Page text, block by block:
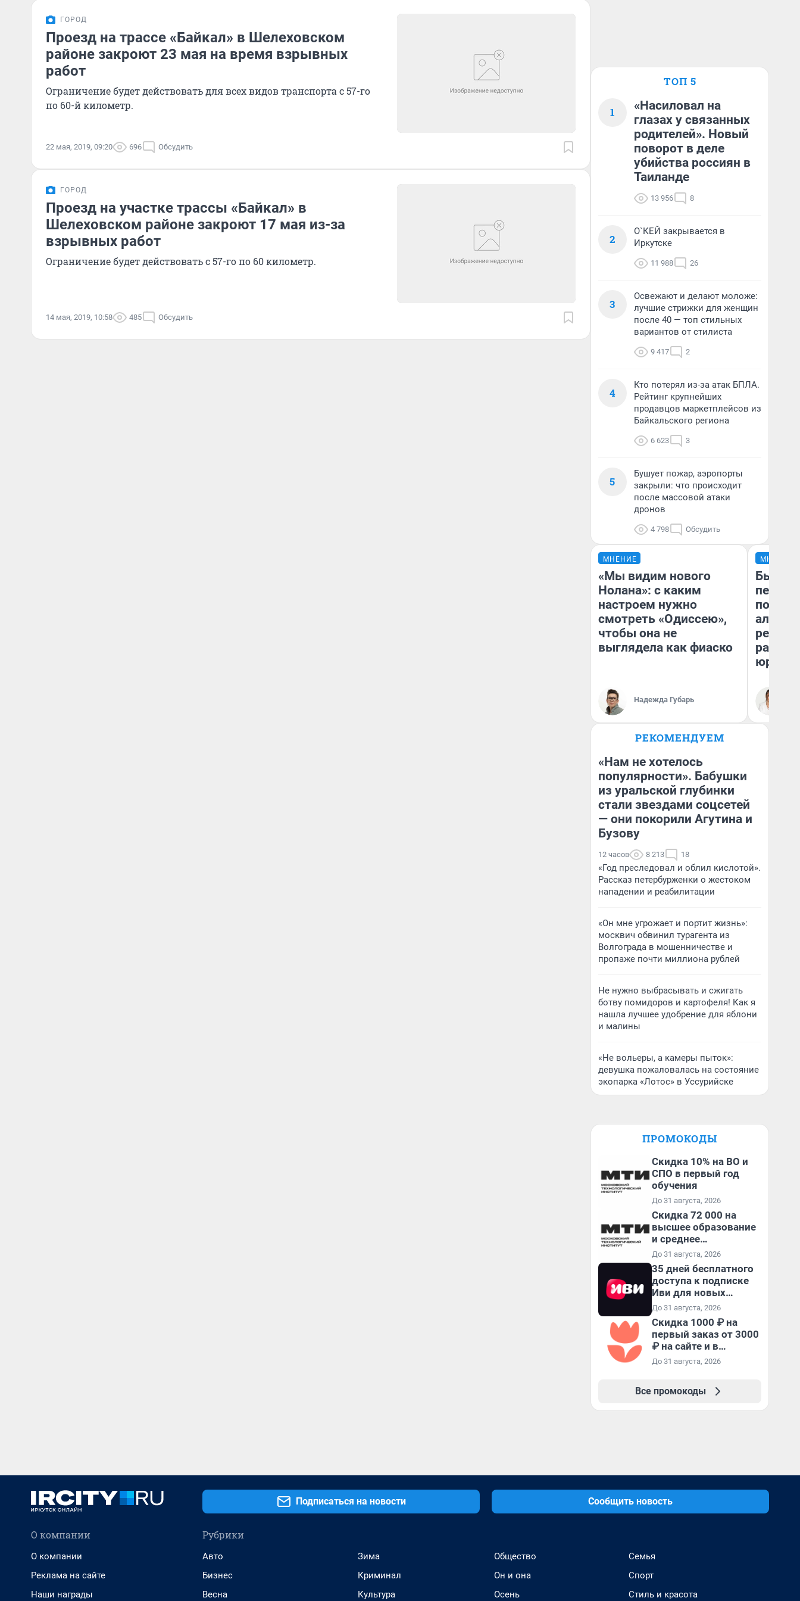
ГОРОД
Проезд на трассе «Байкал» в Шелеховском
районе закроют 23 мая на время взрывных
работ
Ограничение будет действовать для всех видов транспорта с 57-го
по 60-й километр.
22 мая, 2019, 09:20 696 Обсудить
ГОРОД
Проезд на участке трассы «Байкал» в
Шелеховском районе закроют 17 мая из-за
взрывных работ
Ограничение будет действовать с 57-го по 60 километр.
14 мая, 2019, 10:58 485 Обсудить
ТОП 5
1
«Насиловал на
глазах у связанных
родителей». Новый
поворот в деле
убийства россиян в
Таиланде
13 956 8
2
О`КЕЙ закрывается в
Иркутске
11 988 26
3
Освежают и делают моложе:
лучшие стрижки для женщин
после 40 — топ стильных
вариантов от стилиста
9 417 2
4
Кто потерял из-за атак БПЛА.
Рейтинг крупнейших
продавцов маркетплейсов из
Байкальского региона
6 623 3
5
Бушует пожар, аэропорты
закрыли: что происходит
после массовой атаки
дронов
4 798 Обсудить
МНЕНИЕ
«Мы видим нового
Нолана»: с каким
настроем нужно
смотреть «Одиссею»,
чтобы она не
выглядела как фиаско
Надежда Губарь
МНЕНИЕ
Был
разбор
юриста
РЕКОМЕНДУЕМ
«Нам не хотелось
популярности». Бабушки
из уральской глубинки
стали звездами соцсетей
— они покорили Агутина и
Бузову
12 часов 8 213 18
«Год преследовал и облил кислотой».
Рассказ петербурженки о жестоком
нападении и реабилитации
«Он мне угрожает и портит жизнь»:
москвич обвинил турагента из
Волгограда в мошенничестве и
пропаже почти миллиона рублей
Не нужно выбрасывать и сжигать
ботву помидоров и картофеля! Как я
нашла лучшее удобрение для яблони
и малины
«Не вольеры, а камеры пыток»:
девушка пожаловалась на состояние
экопарка «Лотос» в Уссурийске
ПРОМОКОДЫ
Скидка 10% на ВО и
СПО в первый год
обучения
До 31 августа, 2026
Скидка 72 000 на
высшее образование
и среднее
специальное
образование в
первый год обучения
До 31 августа, 2026
35 дней бесплатного
доступа к подписке
Иви для новых
пользователей
До 31 августа, 2026
Скидка 1000 ₽ на
первый заказ от 3000
₽ на сайте и в
приложении
До 31 августа, 2026
Все промокоды
Подписаться на новости Сообщить новость
О компании
О компании
Реклама на сайте
Наши награды
Рубрики
Авто
Бизнес
Весна
Зима
Криминал
Культура
Общество
Он и она
Осень
Семья
Спорт
Стиль и красота